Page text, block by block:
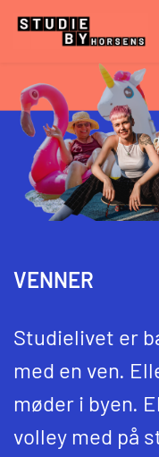
VENNER
Studielivet er
med en ven.
møder i byen.
volley med på